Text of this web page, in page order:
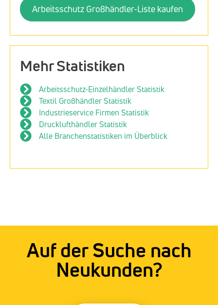
Arbeitsschutz Großhändler-Liste kaufen
Mehr Statistiken
Arbeitsschutz-Einzelhändler Statistik
Textil Großhändler Statistik
Industrieservice Firmen Statistik
Drucklufthändler Statistik
Alle Branchenstatistiken im Überblick
Auf der Suche nach
Neukunden?